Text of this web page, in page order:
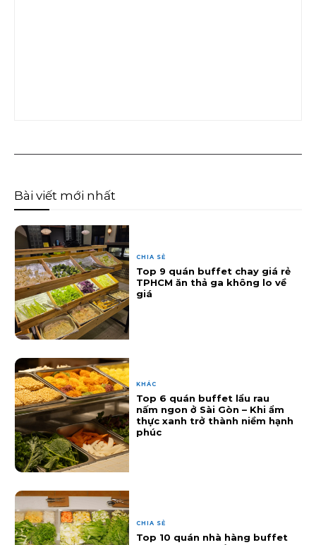
Bài viết mới nhất
CHIA SẺ
Top 9 quán buffet chay giá rẻ
TPHCM ăn thả ga không lo về
giá
KHÁC
Top 6 quán buffet lẩu rau
nấm ngon ở Sài Gòn – Khi ẩm
thực xanh trở thành niềm hạnh
phúc
CHIA SẺ
Top 10 quán nhà hàng buffet